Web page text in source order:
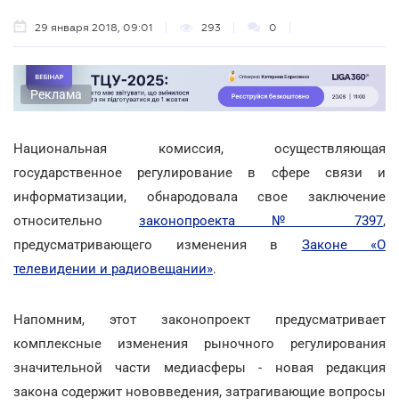
29 января 2018, 09:01 293 0
Реклама
Национальная комиссия, осуществляющая
государственное регулирование в сфере связи и
информатизации, обнародовала свое заключение
относительно законопроекта № 7397,
предусматривающего изменения в Законе «О
телевидении и радиовещании».
Напомним, этот законопроект предусматривает
комплексные изменения рыночного регулирования
значительной части медиасферы - новая редакция
закона содержит нововведения, затрагивающие вопросы